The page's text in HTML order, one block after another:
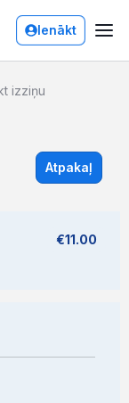
Ienākt
izziņu
Atpakaļ
€11.00